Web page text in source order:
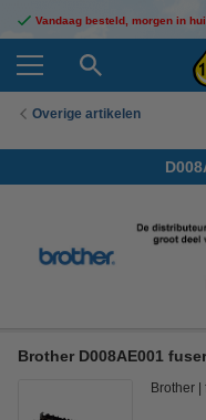
Vandaag besteld, morgen in
Overige artikelen
Brother D008AE001
Brother